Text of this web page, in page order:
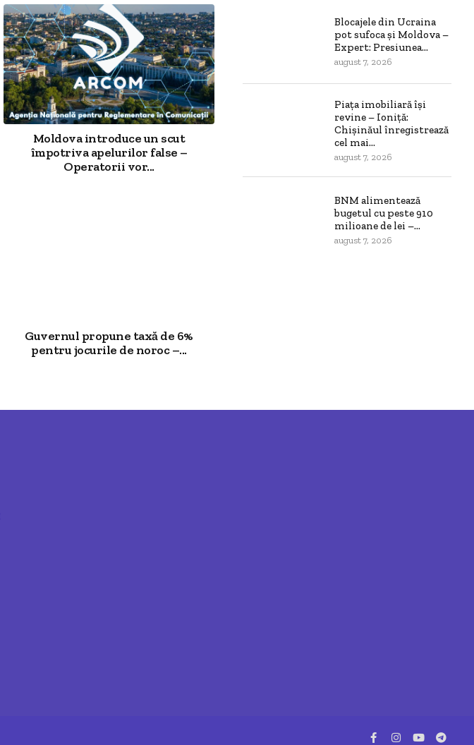
Moldova introduce un scut
împotriva apelurilor false –
Operatorii vor...
Guvernul propune taxă de 6%
pentru jocurile de noroc –...
Blocajele din Ucraina
pot sufoca și Moldova –
Expert: Presiunea...
august 7, 2026
Piața imobiliară își
revine – Ioniță:
Chișinăul înregistrează
cel mai...
august 7, 2026
BNM alimentează
bugetul cu peste 910
milioane de lei –...
august 7, 2026